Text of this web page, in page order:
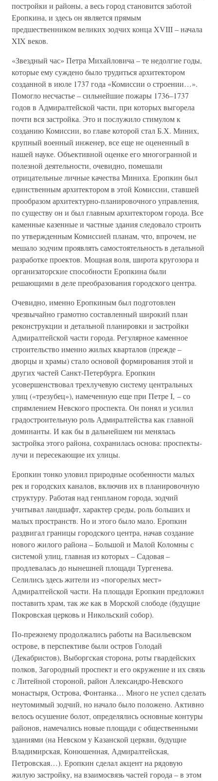
постройки и районы, а весь город становится заботой
Еропкина, и здесь он является прямым
предшественником великих зодчих конца XVIII – начала
XIX веков.
«Звездный час» Петра Михайловича – те недолгие годы,
которые ему суждено было трудиться архитектором
созданной в июле 1737 года «Комиссии о строении…».
Помогло несчастье – сильнейшие пожары 1736–1737
годов в Адмиралтейской части, при которых выгорела
почти вся застройка. Это и послужило стимулом к
созданию Комиссии, во главе которой стал Б.Х. Миних,
крупный военный инженер, все еще не оцененный в
нашей науке. Объективной оценке его многогранной и
полезной деятельности, очевидно, помешали
отрицательные личные качества Миниха. Еропкин был
единственным архитектором в этой Комиссии, ставшей
прообразом архитектурно-планировочного управления,
по существу он и был главным архитектором города. Все
каменные казенные и частные здания следовало строить
по утвержденным Комиссией планам, что, впрочем, не
мешало зодчим проявлять самостоятельность в детальной
разработке проектов. Мощная воля, широта кругозора и
организаторские способности Еропкина были
решающими в деле преобразования городского центра.
Очевидно, именно Еропкиным был подготовлен
чрезвычайно грамотно составленный широкий план
реконструкции и детальной планировки и застройки
Адмиралтейской части города. Регулярное каменное
строительство именно жилых кварталов (прежде –
дворцы и храмы) стало основой формирования этой и
других частей Санкт-Петербурга. Еропкин
усовершенствовал трехлучевую систему центральных
улиц («трезубец»), намеченную еще при Петре I, – со
спрямлением Невского проспекта. Он понял и усилил
градостроительную роль Адмиралтейства как главной
доминанты. И как бы в дальнейшем ни менялась
застройка этого района, сохранилась основа: проспекты-
лучи и пересекающие их улицы.
Еропкин тонко уловил природные особенности малых
рек и городских каналов, включив их в планировочную
структуру. Работая над генпланом города, зодчий
учитывал ландшафт, характер среды, роль больших и
малых пространств. Но и этого было мало. Еропкин
раздвигал границы городского центра, начав создание
нового жилого района – Большой и Малой Коломны с
системой улиц, главная из которых – Садовая –
продлевалась до нынешней площади Тургенева.
Селились здесь жители из «погорелых мест»
Адмиралтейской части. На площади Еропкин предложил
поставить храм, так же как в Морской слободе (будущие
Покровская церковь и Никольский собор).
По-прежнему продолжались работы на Васильевском
острове, в перспективе были остров Голодай
(Декабристов), Выборгская сторона, роты гвардейских
полков, Загородный проспект и его окружение и их связь
с Литейной стороной, район Александро-Невского
монастыря, Острова, Фонтанка… Много не успел сделать
неутомимый зодчий, но начало было положено. Активно
велось осушение болот, определялись основные контуры
районов, намечались новые площади с общественными
зданиями (на Невском у Казанской церкви, будущие
Владимирская, Конюшенная, Адмиралтейская,
Петровская…). Еропкин сделал акцент на рядовую
жилую застройку, на взаимосвязь частей города – в этом